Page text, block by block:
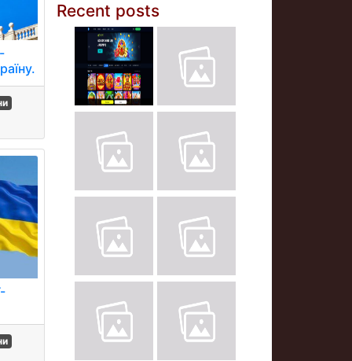
Recent posts